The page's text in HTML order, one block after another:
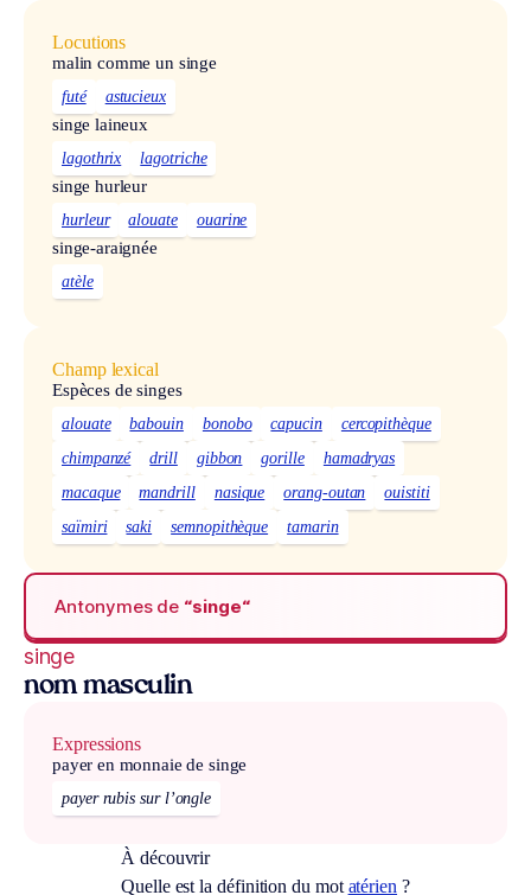
Locutions
malin comme un singe
futé astucieux
singe laineux
lagothrix lagotriche
singe hurleur
hurleur alouate ouarine
singe-araignée
atèle
Champ lexical
Espèces de singes
alouate babouin bonobo capucin
cercopithèque
chimpanzé
drill gibbon gorille
hamadryas
macaque
mandrill nasique orang-outan
ouistiti
saïmiri
saki semnopithèque tamarin
Antonymes de “singe“
singe
nom masculin
Expressions
payer en monnaie de singe
payer rubis sur l’ongle
À découvrir
Quelle est la définition du mot atérien ?